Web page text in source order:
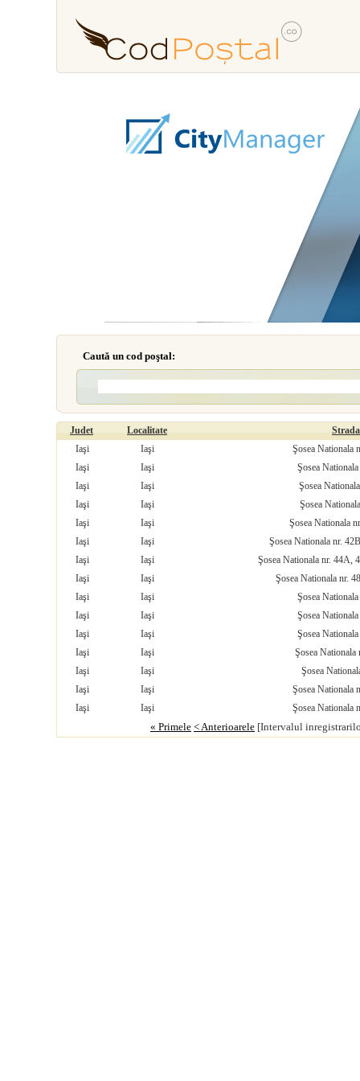
Caută un cod poştal:
Judet Localitate
Strada
Iaşi
Iaşi
Şosea Nationala
Iaşi
Iaşi
Şosea
Iaşi
Iaşi
Şosea
Iaşi
Iaşi
Şosea
Iaşi
Iaşi
Şosea Nationala
Iaşi
Iaşi
Şosea Nationala nr.
Iaşi
Iaşi
Şosea Nationala nr. 44A,
Iaşi
Iaşi
Şosea Nationala nr.
Iaşi
Iaşi
Şosea
Iaşi
Iaşi
Şosea
Iaşi
Iaşi
Şosea
Iaşi
Iaşi
Şosea Nationala
Iaşi
Iaşi
Şosea
Iaşi
Iaşi
Şosea Nationala
Iaşi
Iaşi Şosea Nationala
« Primele < Anterioarele [Intervalul